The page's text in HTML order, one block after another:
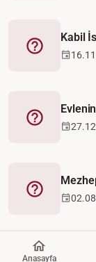
Fetva
Kabil
Fetva
Fetva
Anasayfa